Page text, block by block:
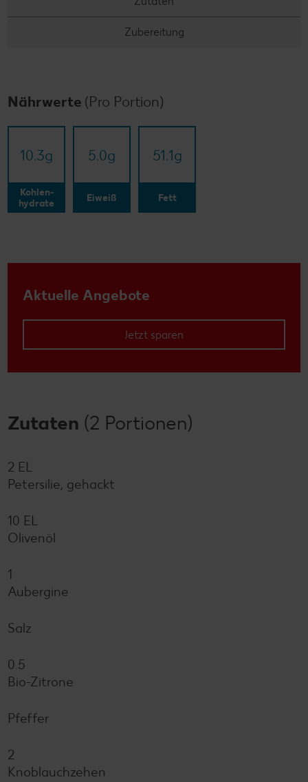
Zubereitung
Nährwerte (Pro Portion)
10.3g
Kohlen-
hydrate
5.0g
Eiweiß
51.1g
Fett
Aktuelle Angebote
Jetzt sparen
Zutaten (2 Portionen)
2 EL
Petersilie, gehackt
10 EL
Olivenöl
1
Aubergine
Salz
0.5
Bio-Zitrone
Pfeffer
2
Knoblauchzehen